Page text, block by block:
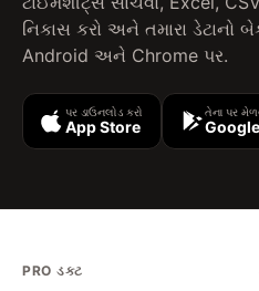
નિકાસ કરો અને તમારા ડેટાનો
Android અને Chrome પર.
પર ડાઉનલોડ કરો
App Store
તેના પર
PRO ડક્ટ